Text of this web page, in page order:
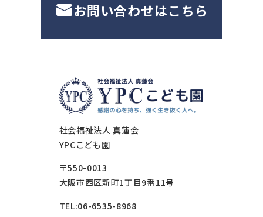
お問い合わせはこちら
社会福祉法人 真蓮会
YPCこども園
〒550-0013
大阪市西区新町1丁目9番11号
TEL:06-6535-8968